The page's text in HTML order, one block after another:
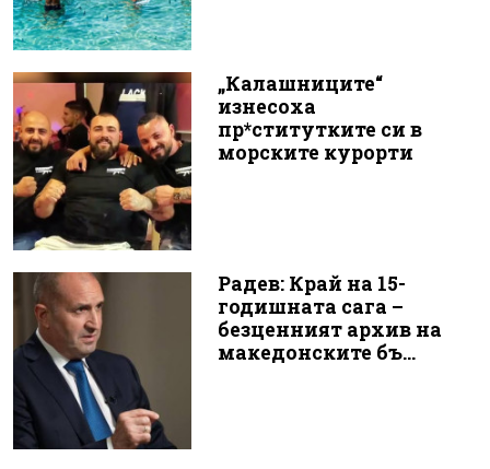
„Калашниците“
изнесоха
пр*ститутките си в
морските курорти
Радев: Край на 15-
годишната сага –
безценният архив на
македонските бъ...